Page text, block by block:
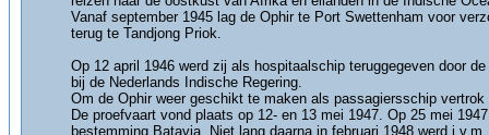
Vanaf september 1945 lag de Ophir te Port Swettenham voor
terug te Tandjong Priok.
Op 12 april 1946 werd zij als hospitaalschip teruggegeven door
bij de Nederlands Indische Regering.
Om de Ophir weer geschikt te maken als passagiersschip
De proefvaart vond plaats op 12- en 13 mei 1947. Op 25 mei
bestemming Batavia. Niet lang daarna in februari 1948 werd